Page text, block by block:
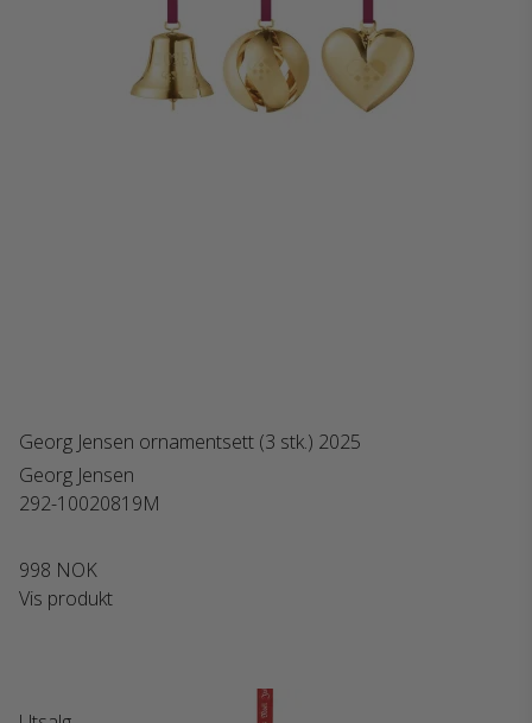
Georg Jensen ornamentsett (3 stk.) 2025
Georg Jensen
292-10020819M
998 NOK
Vis produkt